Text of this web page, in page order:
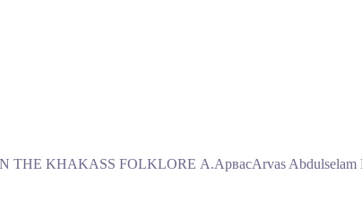
FOLKLORE А.АрвасArvas Abdulselam В